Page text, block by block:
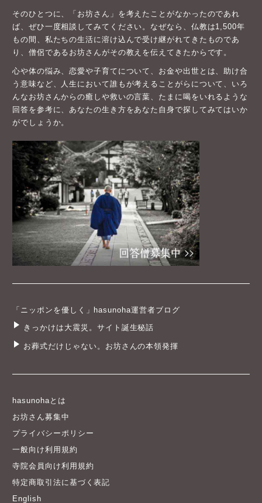
そのひとつに、「お坊さん」を考えたことがなかったのであれ
ば、ぜひ一度相談してみてください。なぜなら、仏教は1,500年
もの間、私たちの生活に溶け込んで受け継がれてきたものであ
り、僧侶であるお坊さんがその教えを伝えてきたからです。
心や体の悩み、恋愛や子育てについて、お金や出世とは、助け合
う意味など、人生において誰もが考えることがらについて、いろ
んなお坊さんからの癒しや救いの言葉、たまに喝をいれるような
回答を参考に、あなたの生き方をあなた自身で探してみてはいか
がでしょうか。
「ニッポンを優しく」hasunoha運営者ブログ
きっかけは大震災。サイト誕生秘話
お葬式だけじゃない。お坊さんの本領発揮
hasunohaとは
お坊さん募集中
プライバシーポリシー
一般向け利用規約
寺院会員向け利用規約
特定商取引法に基づく表記
English